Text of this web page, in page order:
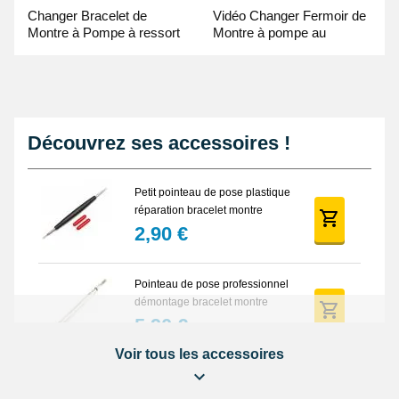
Changer Bracelet de
Montre à Pompe à ressort
Vidéo Changer Fermoir de
Montre à pompe au
Découvrez ses accessoires !
Petit pointeau de pose plastique
réparation bracelet montre
2,90 €
Pointeau de pose professionnel
démontage bracelet montre
5,90 €
Lot Outils Montre 12 pièces +
Voir tous les accessoires